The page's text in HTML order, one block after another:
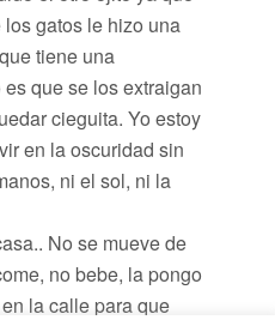
gatos le hizo una
tiene una
que se los extraigan
cieguita. Yo estoy
en la oscuridad sin
ni el sol, ni la
No se mueve de
no bebe, la pongo
la calle para que